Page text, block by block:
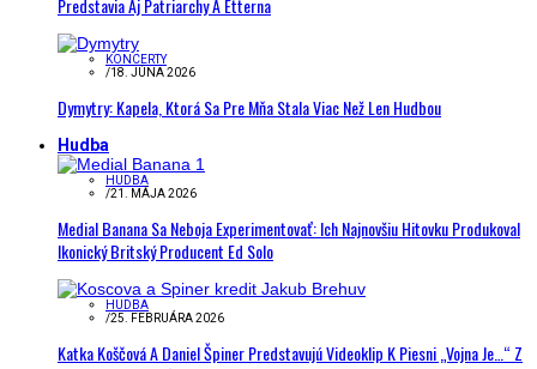
Predstavia Aj Patriarchy A Etterna
KONCERTY
/18. JÚNA 2026
Dymytry: Kapela, Ktorá Sa Pre Mňa Stala Viac Než Len Hudbou
Hudba
HUDBA
/21. MÁJA 2026
Medial Banana Sa Neboja Experimentovať: Ich Najnovšiu Hitovku Produkoval
Ikonický Britský Producent Ed Solo
HUDBA
/25. FEBRUÁRA 2026
Katka Koščová A Daniel Špiner Predstavujú Videoklip K Piesni „Vojna Je…“ Z